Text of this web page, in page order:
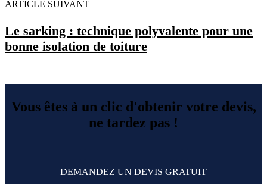
ARTICLE SUIVANT
Le sarking : technique polyvalente pour une
bonne isolation de toiture
Vous êtes à un clic d'obtenir votre devis,
ne tardez pas !
DEMANDEZ UN DEVIS GRATUIT